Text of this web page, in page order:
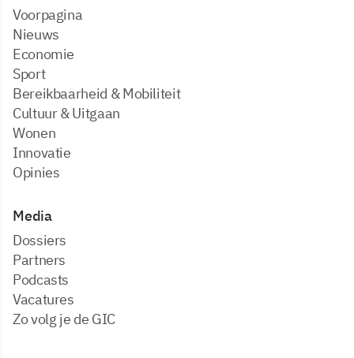
Voorpagina
Nieuws
Economie
Sport
Bereikbaarheid & Mobiliteit
Cultuur & Uitgaan
Wonen
Innovatie
Opinies
Media
dossiers
partners
podcasts
vacatures
zo volg je de GIC